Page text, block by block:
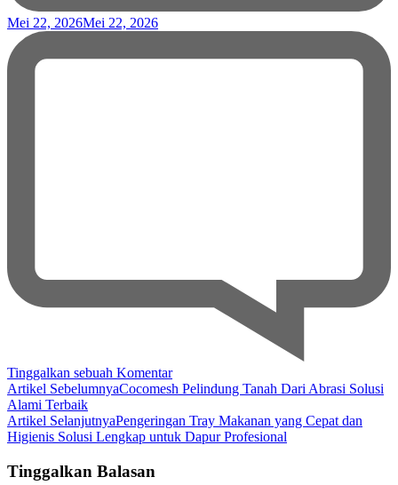
Mei 22, 2026Mei 22, 2026
Tinggalkan sebuah Komentarpada
Jaring
Kelapa
Alternatif
Navigasi
Artikel
Artikel SebelumnyaCocomesh Pelindung Tanah Dari Abrasi Solusi
Alami Terbaik
Artikel SelanjutnyaPengeringan Tray Makanan yang Cepat dan
Higienis Solusi Lengkap untuk Dapur Profesional
Tinggalkan Balasan